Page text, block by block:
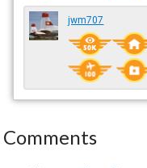
jwm707
Comments